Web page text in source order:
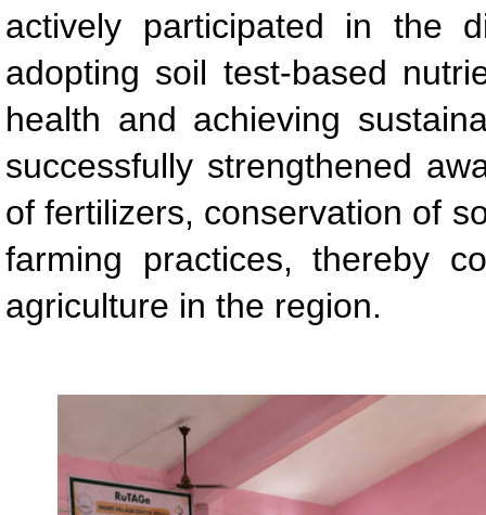
actively participated in the
adopting soil test-based
health and achieving
successfully strengthened
of fertilizers, conservation of
farming practices, thereby
agriculture in the region.